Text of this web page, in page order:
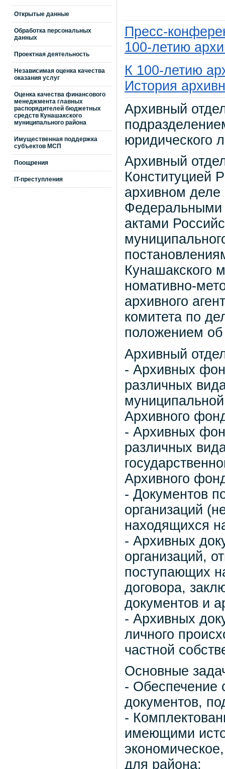
Открытые данные
Обработка персональных
данных
Проектная деятельность
Независимая оценка качества
оказания услуг
Оценка качества финансового
менеджмента главных
распорядителей бюджетных
средств Кунашакского
муниципального района
Имущественная поддержка
субъектов МСП
Поощрения
IT-преступления
Пресс-
100-летию
К 100-летию
История
Архивный
юридического
Архивный
Конституцией
архивном деле
Федеральными
актами
Кунашакского
номативно-
архивного
комитета по
положением
Архивный
- Архивных
различных
Архивного
- Архивных
различных
Архивного
- Документов
организаций
находящихся
- Архивных
организаций,
поступающих
договора,
документов и
- Архивных
личного
частной
Основные
- Обеспечение
документов,
-
имеющими
для района;